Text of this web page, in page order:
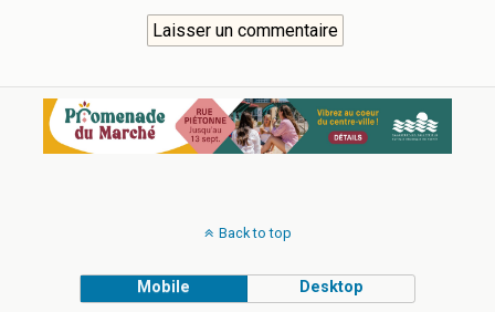
Back to top
Mobile Desktop